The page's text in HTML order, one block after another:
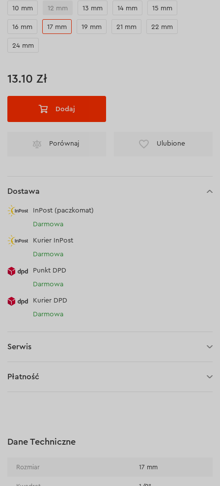
10 mm 12 mm 13 mm 14 mm 15 mm
16 mm 17 mm 19 mm 21 mm 22 mm
24 mm
13.10 Zł
Dodaj
Porównaj Ulubione
Dostawa
InPost (paczkomat)
Darmowa
Kurier InPost
Darmowa
Punkt DPD
Darmowa
Kurier DPD
Darmowa
Serwis
Płatność
Płatność na rachunek bieżący (przelew tradycyjny)
Dane Techniczne
Rozmiar 17 mm